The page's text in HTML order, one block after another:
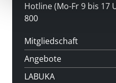
Hotline (Mo-Fr 9 bis 17
800
Mitgliedschaft
Angebote
LABUKA